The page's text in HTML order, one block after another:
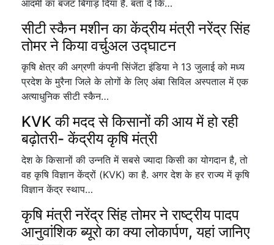
आदमी का बजट बिगाड़ दिया है. बता दें कि…
सीटी स्कैन मशीन का केंद्रीय मंत्री नरेंद्र सिंह
तोमर ने किया वर्चुअल उद्घाटन
कृषि क्षेत्र की अग्रणी कंपनी सिंजेंटा इंडिया ने 13 जुलाई को मध्य
प्रदेश के मुरैना जिले के लोगों के लिए अंबा सिविल अस्पताल में एक
अत्याधुनिक सीटी स्कैन…
KVK की मदद से किसानों की आय में हो रही
बढ़ोतरी- केंद्रीय कृषि मंत्री
देश के किसानों की उन्नति में सबसे ज्यादा किसी का योगदान है, तो
वह कृषि विज्ञान केंद्रों (KVK) का है. अगर देश के हर राज्य में कृषि
विज्ञान केंद्र स्थाप…
कृषि मंत्री नरेंद्र सिंह तोमर ने राष्ट्रीय पादप
आनुवांशिक ब्यूरो का क्या लोकार्पण, यहां जानिए